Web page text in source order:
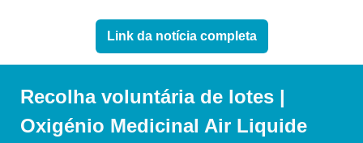
Link da notícia completa
Recolha voluntária de lotes |
Oxigénio Medicinal Air Liquide